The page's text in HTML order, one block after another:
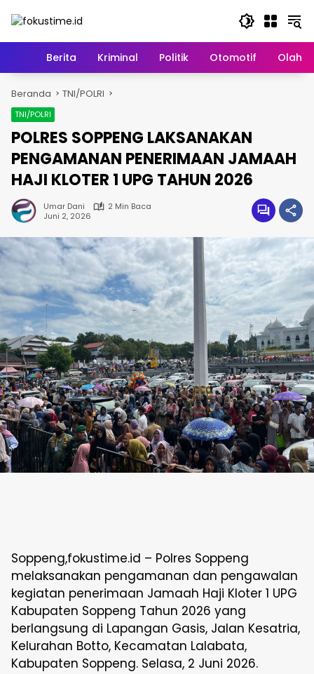
HomeBerita Kriminal Politik Otomotif
Beranda TNI/POLRI
TNI/POLRI
POLRES SOPPENG LAKSANAKAN
PENGAMANAN PENERIMAAN JAMAAH
HAJI KLOTER 1 UPG TAHUN 2026
Umar Dani
2 Min Baca
Juni 2, 2026
Soppeng,fokustime.id – Polres Soppeng
melaksanakan pengamanan dan pengawalan
kegiatan penerimaan Jamaah Haji Kloter 1 UPG
Kabupaten Soppeng Tahun 2026 yang
berlangsung di Lapangan Gasis, Jalan Kesatria,
Kelurahan Botto, Kecamatan Lalabata,
Kabupaten Soppeng. Selasa, 2 Juni 2026.